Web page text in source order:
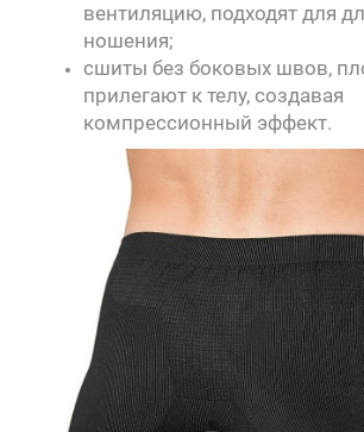
вентиляцию, подходят для
ношения;
сшиты без боковых швов,
прилегают к телу, создавая
компрессионный эффект.